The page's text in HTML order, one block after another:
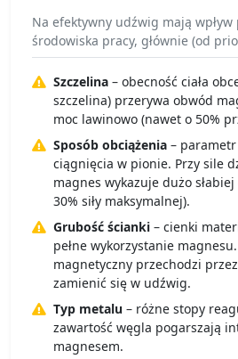
Na efektywny udźwig mają
środowiska pracy, głównie (od
Szczelina – obecność ciała
szczelina) przerywa obwód
moc lawinowo (nawet o 50%
Sposób obciążenia –
ciągnięcia w pionie. Przy sile
magnes wykazuje dużo słabiej
30% siły maksymalnej).
Grubość ścianki – cienki
pełne wykorzystanie
magnetyczny przechodzi
zamienić się w udźwig.
Typ metalu – różne stopy
zawartość węgla pogarszają
magnesem.